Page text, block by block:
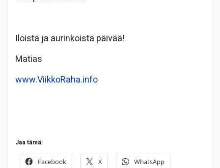
Iloista ja aurinkoista päivää!
Matias
www.ViikkoRaha.info
Jaa tämä:
Facebook X WhatsApp